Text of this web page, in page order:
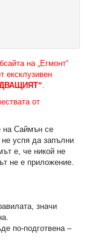
на „Егмонт“
ексклузивен
.
от
на Саймън се
успя да запълни
е, че никой не
не е приложение.
значи
по-подготвена –